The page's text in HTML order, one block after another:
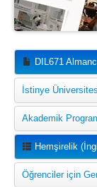
DIL671
İstinye
Akademik
Hemşirelik
Öğrenciler için